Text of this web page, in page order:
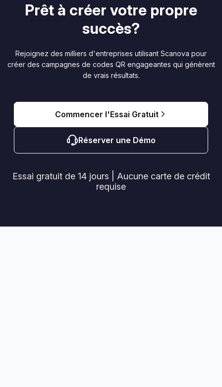
Prêt à créer votre propre
succès?
Rejoignez des milliers d'entreprises utilisant Scanova pour
créer des campagnes de codes QR engageantes qui génèrent
de vrais résultats.
Commencer l'Essai Gratuit
Réserver une Démo
Essai gratuit de 14 jours | Aucune carte de crédit
requise